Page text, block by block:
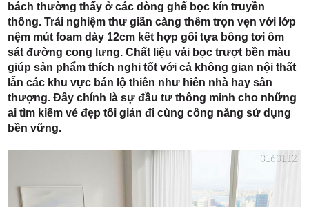
TP. HCM
bách thường thấy ở các dòng ghế bọc kín truyền
thống. Trải nghiệm thư giãn càng thêm trọn vẹn với lớp
nệm mút foam dày 12cm kết hợp gối tựa bông tơi ôm
sát đường cong lưng. Chất liệu vải bọc trượt bền màu
giúp sản phẩm thích nghi tốt với cả không gian nội thất
lẫn các khu vực bán lộ thiên như hiên nhà hay sân
thượng. Đây chính là sự đầu tư thông minh cho những
ai tìm kiếm vẻ đẹp tối giản đi cùng công năng sử dụng
bền vững.